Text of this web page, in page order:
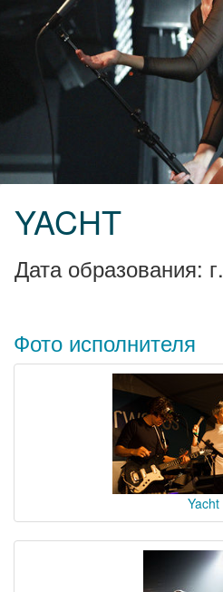
YACHT
Дата образования: г.
Фото исполнителя
Yacht